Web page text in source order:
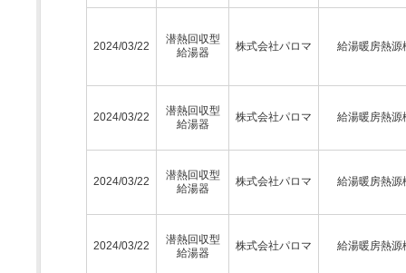
2024/03/22
潜熱回収型
給湯器
株式会社パロマ 給湯暖房熱源
2024/03/22
潜熱回収型
給湯器
株式会社パロマ 給湯暖房熱源
2024/03/22
潜熱回収型
給湯器
株式会社パロマ 給湯暖房熱源
2024/03/22
潜熱回収型
給湯器
株式会社パロマ 給湯暖房熱源